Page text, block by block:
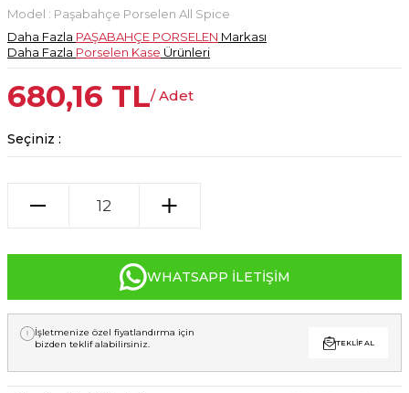
Model : Paşabahçe Porselen All Spice
Daha Fazla PAŞABAHÇE PORSELEN Markası
Daha Fazla Porselen Kase Ürünleri
680,16 TL/ Adet
Seçiniz :
WHATSAPP İLETIŞIM
İşletmenize özel fiyatlandırma için
bizden teklif alabilirsiniz.
TEKLIF AL